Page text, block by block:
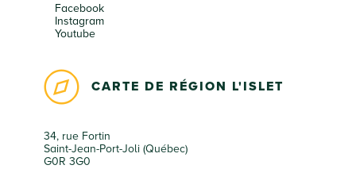
Facebook
Instagram
Youtube
CARTE DE RÉGION L'ISLET
34, rue Fortin
Saint-Jean-Port-Joli (Québec)
G0R 3G0